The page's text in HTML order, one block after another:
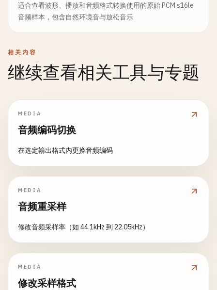
适合查看波形、播放和音频格式转换使用的原始 PCM s16le
音频样本，包含自然环境音与放松音乐
相关内容
继续查看相关工具与专题
MEDIA
音频编码切换
在选定输出格式内更换音频编码
MEDIA
音频重采样
修改音频采样率（如 44.1kHz 到 22.05kHz）
MEDIA
修改采样格式